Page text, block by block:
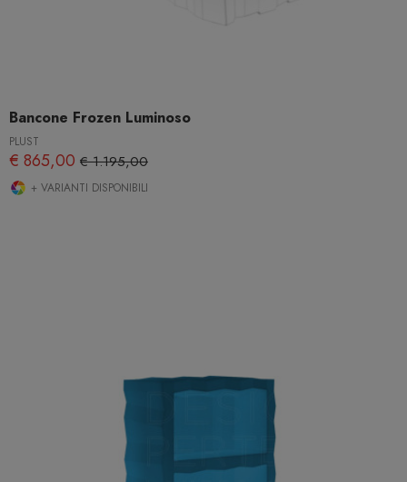
Bancone Frozen Luminoso
PLUST
€ 865,00 € 1.195,00
+ VARIANTI DISPONIBILI